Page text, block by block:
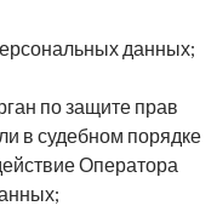
данных;
по защите прав
в судебном порядке
Оператора